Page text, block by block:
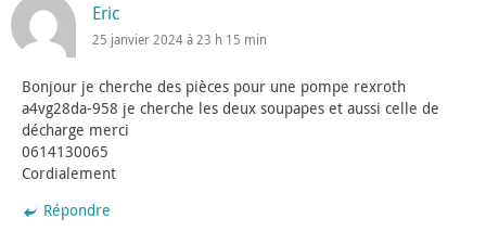
Eric
25 janvier 2024 à 23 h 15 min
Bonjour je cherche des pièces pour une pompe rexroth
a4vg28da-958 je cherche les deux soupapes et aussi celle de
décharge merci
0614130065
Cordialement
Répondre